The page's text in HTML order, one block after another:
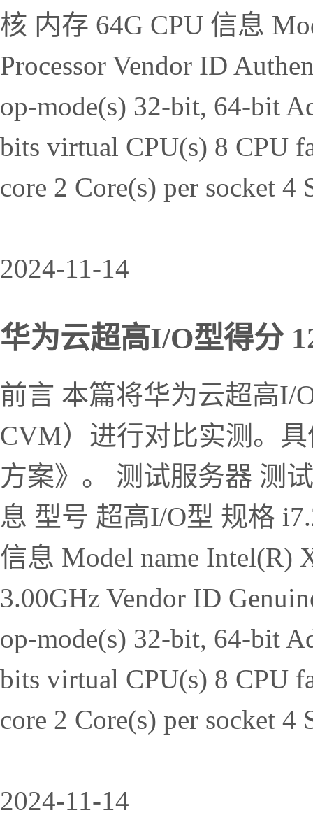
核 内存 64G CPU 信息
Processor Vendor ID
op-mode(s) 32-bit, 64-bit
bits virtual CPU(s) 8 CPU
core 2 Core(s) per socket
2024-11-14
华为云超高I/O型得分
前言 本篇将华为云超高I/
CVM）进行对比实测。
方案》。 测试服务器 测
息 型号 超高I/O型 规格
信息 Model name Intel(R)
3.00GHz Vendor ID
op-mode(s) 32-bit, 64-bit
bits virtual CPU(s) 8 CPU
core 2 Core(s) per socket 4
2024-11-14